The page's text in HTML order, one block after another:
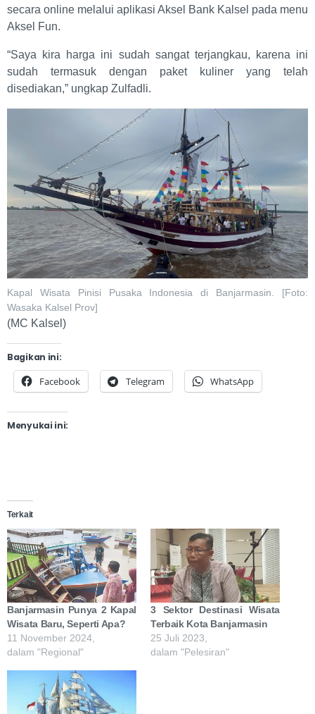
secara online melalui aplikasi Aksel Bank Kalsel pada menu
Aksel Fun.
“Saya kira harga ini sudah sangat terjangkau, karena ini
sudah termasuk dengan paket kuliner yang telah
disediakan,” ungkap Zulfadli.
Kapal Wisata Pinisi Pusaka Indonesia di Banjarmasin. [Foto:
Wasaka Kalsel Prov]
(MC Kalsel)
Bagikan ini:
Facebook Telegram WhatsApp
Menyukai ini:
Terkait
Banjarmasin Punya 2 Kapal
Wisata Baru, Seperti Apa?
11 November 2024,
dalam "Regional"
3 Sektor Destinasi Wisata
Terbaik Kota Banjarmasin
25 Juli 2023,
dalam "Pelesiran"